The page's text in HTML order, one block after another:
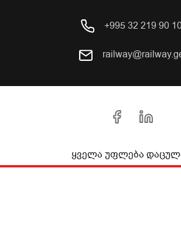
+995 32 219 90 10
ყველა უფლება